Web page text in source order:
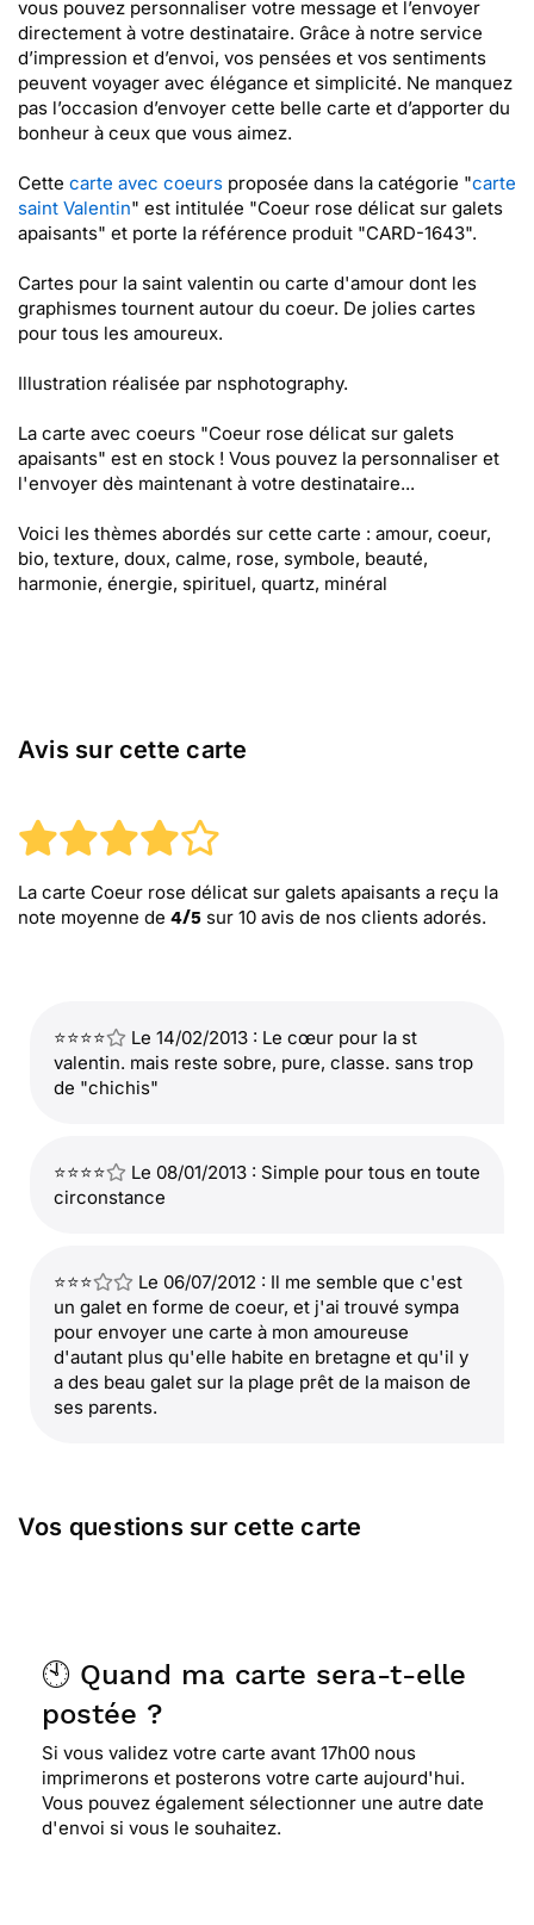
vous pouvez personnaliser votre message et l’envoyer
directement à votre destinataire. Grâce à notre service
d’impression et d’envoi, vos pensées et vos sentiments
peuvent voyager avec élégance et simplicité. Ne manquez
pas l’occasion d’envoyer cette belle carte et d’apporter du
bonheur à ceux que vous aimez.
Cette carte avec coeurs proposée dans la catégorie "carte
saint Valentin" est intitulée "Coeur rose délicat sur galets
apaisants" et porte la référence produit "CARD-1643".
Cartes pour la saint valentin ou carte d'amour dont les
graphismes tournent autour du coeur. De jolies cartes
pour tous les amoureux.
Illustration réalisée par nsphotography.
La carte avec coeurs "Coeur rose délicat sur galets
apaisants" est en stock ! Vous pouvez la personnaliser et
l'envoyer dès maintenant à votre destinataire...
Voici les thèmes abordés sur cette carte : amour, coeur,
bio, texture, doux, calme, rose, symbole, beauté,
harmonie, énergie, spirituel, quartz, minéral
Avis sur cette carte
La carte Coeur rose délicat sur galets apaisants a reçu la
note moyenne de 4/5 sur 10 avis de nos clients adorés.
⭐⭐⭐⭐
Le 14/02/2013 : Le cœur pour la st
valentin. mais reste sobre, pure, classe. sans trop
de "chichis"
⭐⭐⭐⭐
Le 08/01/2013 : Simple pour tous en toute
circonstance
⭐⭐⭐
Le 06/07/2012 : Il me semble que c'est
un galet en forme de coeur, et j'ai trouvé sympa
pour envoyer une carte à mon amoureuse
d'autant plus qu'elle habite en bretagne et qu'il y
a des beau galet sur la plage prêt de la maison de
ses parents.
Vos questions sur cette carte
🕙 Quand ma carte sera-t-elle
postée ?
Si vous validez votre carte avant 17h00 nous
imprimerons et posterons votre carte aujourd'hui.
Vous pouvez également sélectionner une autre date
d'envoi si vous le souhaitez.